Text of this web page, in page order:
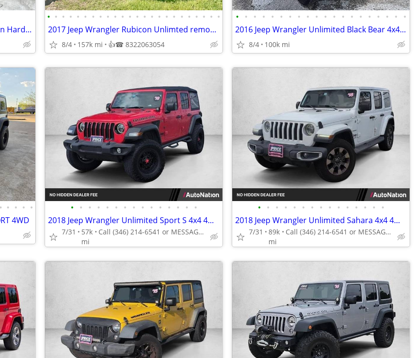
2016 Jeep Wrangler Unlimited: Rubicon Hard Rock
• • • • • • • • • • • • • • • • • • • • • • • •
2017 Jeep Wrangler Rubicon Unlimted removeable top . . $3500 down
8/4 157k mi 👍☎ 8322063054
• • • • • • • • • • • • • • • • • • • •
2016 Jeep Wrangler Unlimited Black Bear 4x4 4dr SUV
8/4 100k mi
• • • • •
4WD
• • • • • • • • • • • • • • •
2018 Jeep Wrangler Unlimited Sport S 4x4 4WD SUV AUTONATION
7/31
57k
mi
Call (346) 214-6541 or MESSAGE/CHAT to confirm availability
• • • • • • • • • • • • • • •
2018 Jeep Wrangler Unlimited Sahara 4x4 4WD SUV AUTONATION
7/31
89k
mi
Call (346) 214-6541 or MESSAGE/CHAT to confirm availability